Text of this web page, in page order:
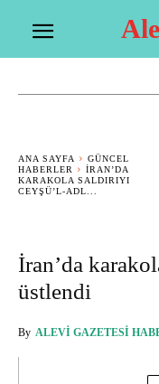
ANA SAYFA
GÜNCEL
HABERLER
İRAN’DA
KARAKOLA SALDIRIYI
CEYŞÜ’L-ADL...
İran’da
üstlendi
By ALEVI GAZETESI